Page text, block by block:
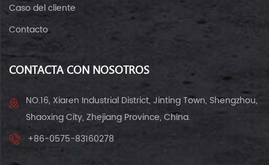
Caso del cliente
Contacto
CONTACTA CON NOSOTROS
NO.16, Xiaren Industrial District, Jinting Town, Shengzhou,
Shaoxing City, Zhejiang Province, China.
+86-0575-83160278